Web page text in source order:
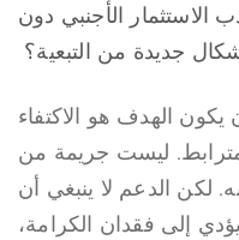
الاستثمار الأجنبي دون
جديدة من التبعية؟
يكون الهدف هو الاكتفاء
ليست جريمة من
الدعم لا ينبغي أن
إلى فقدان الكرامة،